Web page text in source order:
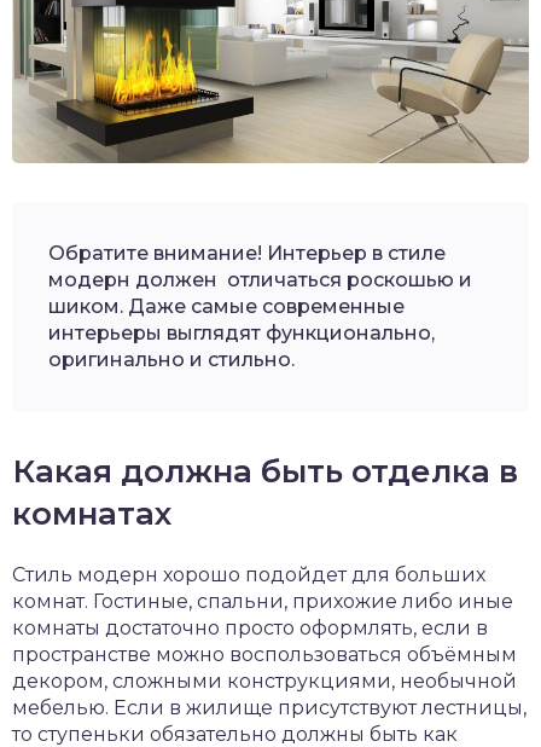
Обратите внимание! Интерьер в стиле
модерн должен отличаться роскошью и
шиком. Даже самые современные
интерьеры выглядят функционально,
оригинально и стильно.
Какая должна быть отделка в
комнатах
Стиль модерн хорошо подойдет для больших
комнат. Гостиные, спальни, прихожие либо иные
комнаты достаточно просто оформлять, если в
пространстве можно воспользоваться объёмным
декором, сложными конструкциями, необычной
мебелью. Если в жилище присутствуют лестницы,
то ступеньки обязательно должны быть как